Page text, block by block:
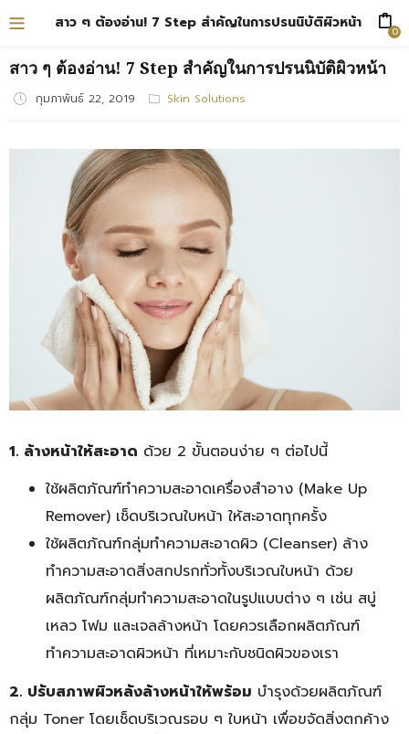
สาว ๆ ต้องอ่าน! 7 Step สำคัญในการปรนนิบัติผิวหน้า 0
สาว ๆ ต้องอ่าน! 7 Step สำคัญในการปรนนิบัติผิวหน้า
Posted
กุมภาพันธ์ 22, 2019 Skin Solutions
1. ล้างหน้าให้สะอาด ด้วย 2 ขั้นตอนง่าย ๆ ต่อไปนี้
ใช้ผลิตภัณฑ์ทำความสะอาดเครื่องสำอาง (Make Up
Remover) เช็ดบริเวณใบหน้า ให้สะอาดทุกครั้ง
ใช้ผลิตภัณฑ์กลุ่มทำความสะอาดผิว (Cleanser) ล้าง
ทำความสะอาดสิ่งสกปรกทั่วทั้งบริเวณใบหน้า ด้วย
ผลิตภัณฑ์กลุ่มทำความสะอาดในรูปแบบต่าง ๆ เช่น สบู่
เหลว โฟม และเจลล้างหน้า โดยควรเลือกผลิตภัณฑ์
ทำความสะอาดผิวหน้า ที่เหมาะกับชนิดผิวของเรา
2. ปรับสภาพผิวหลังล้างหน้าให้พร้อม บำรุงด้วยผลิตภัณฑ์
กลุ่ม Toner โดยเช็ดบริเวณรอบ ๆ ใบหน้า เพื่อขจัดสิ่งตกค้าง